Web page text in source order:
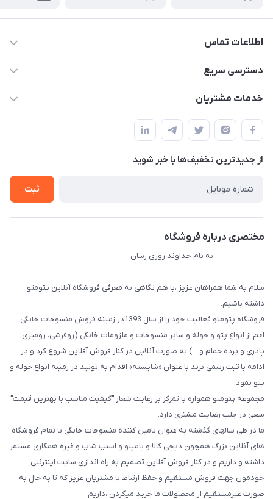
اطلاعات تماس
09034287359
دسترسی سریع
حساب کاربری
لیست محصولات
درباره ما
خدمات مشتریان
قوانین و مقررات
حریم خصوصی
راهنما
از جدید‌ترین تخفیف‌ها با‌ خبر شوید
ثبت
مختصری درباره فروشگاه
به نام خداوند روزی رسان
سلام به شما همراهان عزیز ،با هم نگاهی به معرفی فروشگاه آنلاین پتومتو
داشته باشیم.
فروشگاه پتومتو فعالیت خود را از سال 1393در زمینه فروش منسوجات خانگی
اعم از انواع پتو و حوله و سایر منسوجات و ملزومات خانگی (روفرشی، رومیزی،
پادری و پرده حمام و ...) به صورت آنلاین در کنار فروش آفلاین شروع کرد و در
ادامه با ثبت رسمی برند با عنوان «شایسته» اقدام به تولید در زمینه انواع حوله و
پتو نمود.
مجموعه پتومتو همواره با تمرکز بر رعایت شعار "کیفیت مناسب با بهترین قیمت"
سعی در جلب رضایت مشتری دارد.
ما در طی سالهای گذشته به عنوان تامین کننده منسوجات خانگی با تمام فروشگاه
های آنلاین بزرگ همچون دیجی کالا و بامیلو و اسنپ شاپ و غیره همکاری مستمر
داشته و داریم و در کنار فروش آفلاین تصمیم به راه اندازی سایت اینترنتی
خودمون جهت فروش مستقیم و حفظ ارتباط با مشتریان عزیز که تا به حال به
صورت غیرمستقیم از محصولات ما خرید میکردن ،داریم.